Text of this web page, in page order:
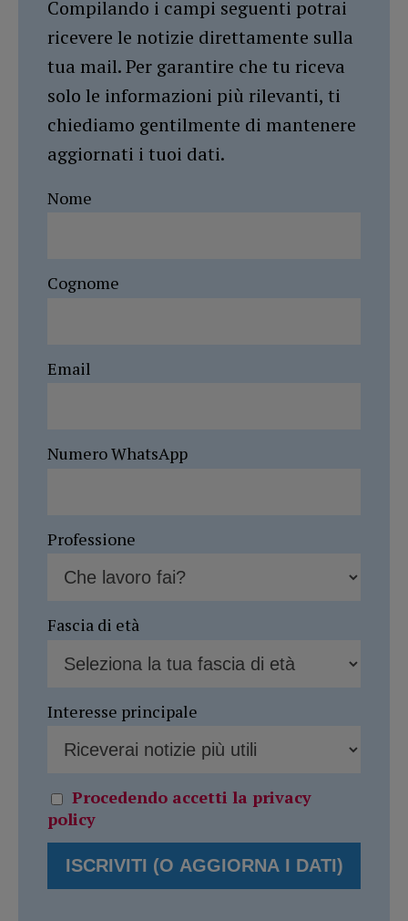
Compilando i campi seguenti potrai
ricevere le notizie direttamente sulla
tua mail. Per garantire che tu riceva
solo le informazioni più rilevanti, ti
chiediamo gentilmente di mantenere
aggiornati i tuoi dati.
Nome
Cognome
Email
Numero WhatsApp
Professione
Fascia di età
Interesse principale
Procedendo accetti la privacy
policy